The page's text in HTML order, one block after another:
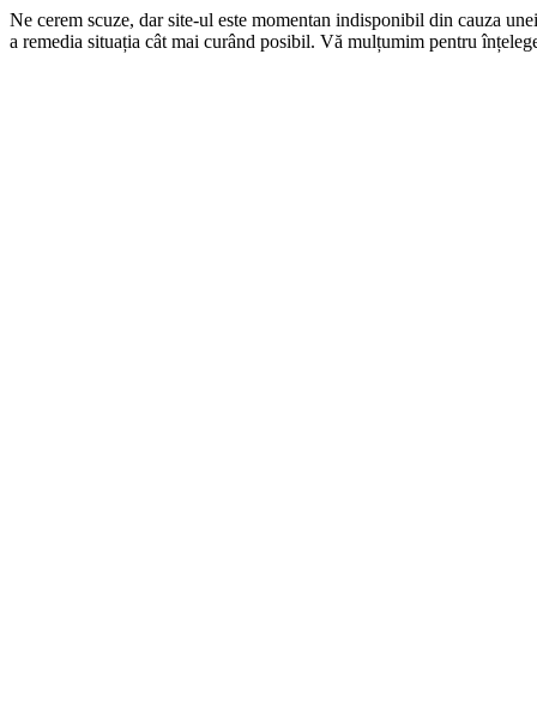
Ne cerem scuze, dar site-ul este momentan indisponibil din cauza
a remedia situația cât mai curând posibil. Vă mulțumim pentru